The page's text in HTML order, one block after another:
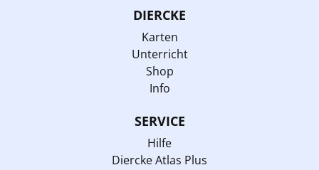
DIERCKE
Karten
Unterricht
Shop
Info
SERVICE
Hilfe
Diercke Atlas Plus